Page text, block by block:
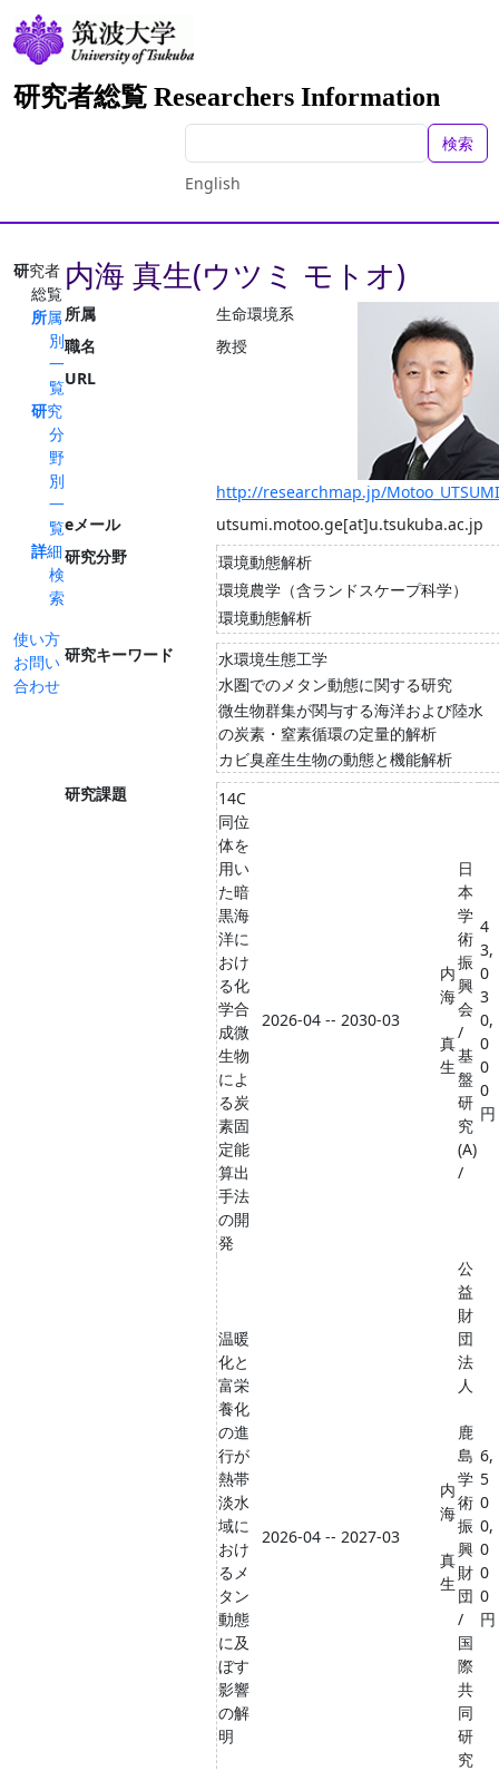
研究者総覧 Researchers Information
検索
English
研究者
総覧
所属
別
一
覧
研究
分
野
別
一
覧
詳細
検
索
使い方
お問い
合わせ
内海 真生(ウツミ モトオ)
所属
生命環境系
職名
教授
URL
http://researchmap.jp/Motoo_UTSUMI
eメール
utsumi.motoo.ge[at]u.tsukuba.ac.jp
研究分野
環境動態解析
環境農学（含ランドスケープ科学）
環境動態解析
研究キーワード
水環境生態工学
水圏でのメタン動態に関する研究
微生物群集が関与する海洋および陸水
の炭素・窒素循環の定量的解析
カビ臭産生生物の動態と機能解析
研究課題
14C
同位
体を
用い
た暗
黒海
洋に
おけ
る化
学合
成微
生物
によ
る炭
素固
定能
算出
手法
の開
発
2026-04 -- 2030-03
内
海
真
生
日
本
学
術
振
興
会
/
基
盤
研
究
(A)
/
4
3,
0
3
0,
0
0
0
円
温暖
化と
富栄
養化
の進
行が
熱帯
淡水
域に
おけ
るメ
タン
動態
に及
ぼす
影響
の解
明
2026-04 -- 2027-03
内
海
真
生
公
益
財
団
法
人
鹿
島
学
術
振
興
財
団
/
国
際
共
同
研
究
6,
5
0
0,
0
0
0
円